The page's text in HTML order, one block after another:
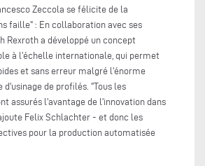
Zeccola se félicite de la
faille" : En collaboration avec ses
Rexroth a développé un concept
à l'échelle internationale, qui permet
et sans erreur malgré l'énorme
de profilés. "Tous les
assurés l'avantage de l'innovation dans
Felix Schlachter - et donc les
pour la production automatisée